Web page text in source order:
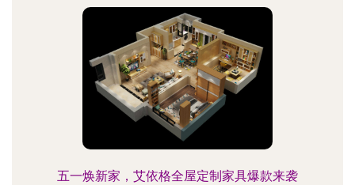
五一焕新家，艾依格全屋定制家具爆款来袭